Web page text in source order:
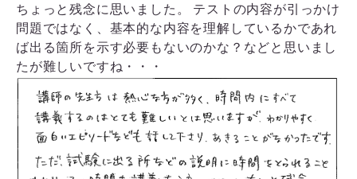
ちょっと残念に思いました。 テストの内容が引っかけ
問題ではなく、基本的な内容を理解しているかであれ
ば出る箇所を示す必要もないのかな？などと思いまし
たが難しいですね・・・